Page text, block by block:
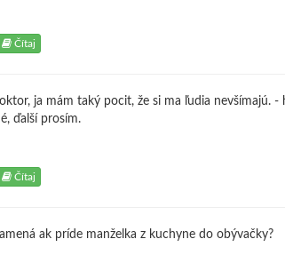
Čítaj
ja mám taký pocit, že si ma ľudia nevšímajú.
ďalší prosím.
Čítaj
ak príde manželka z kuchyne do obývačky?